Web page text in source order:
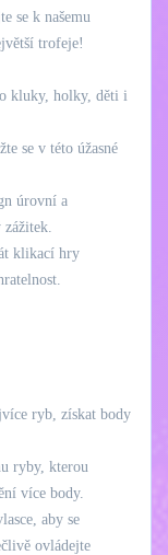
se k našemu
trofeje!
kluky, holky, děti i
se v této úžasné
úrovní a
klikací hry
ryb, získat body
ryby, kterou
více body.
aby se
ovládejte